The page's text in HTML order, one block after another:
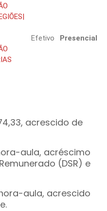
Efetivo Presencial
acrescido de
aula, acréscimo
(DSR) e
hora-aula, acrescido